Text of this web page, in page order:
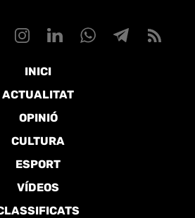
INICI
ACTUALITAT
OPINIÓ
CULTURA
ESPORT
VÍDEOS